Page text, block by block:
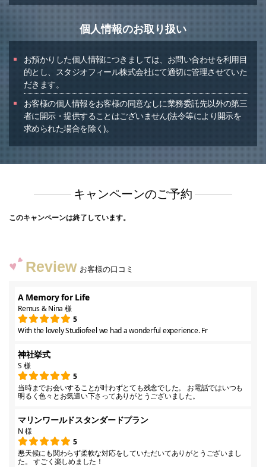
個人情報のお取り扱い
お預かりした個人情報につきましては、お問い合わせを利用目
的とし、スタジオフィール株式会社にて適切に管理させていた
だきます。
お客様の個人情報をお客様の同意なしに業務委託先以外の第三
者に開示・提供することはございません(法令等により開示を
求められた場合を除く)。
キャンペーンのご予約
このキャンペーンは終了しています。
Review お客様の口コミ
A Memory for Life
Remus & Nina 様
5
With the lovely Studiofeel we had a wonderful experience. Fr
神社挙式
S 様
5
当時までお会いすることが叶わずとても残念でした。 お電話ではいつも
明るく色々とお気遣い下さってありがとうございました。
マリンワールドスタンダードプラン
N 様
5
悪天候にも関わらず柔軟な対応をしていただいてありがとうございまし
た。 すごく楽しめました！